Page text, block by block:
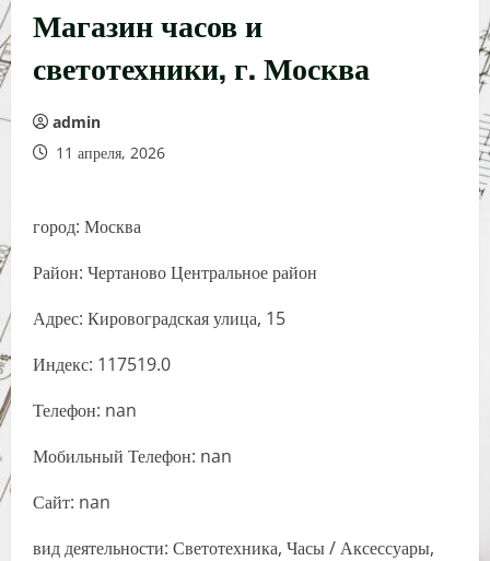
Магазин часов и
светотехники, г. Москва
admin
11 апреля, 2026
город: Москва
Район: Чертаново Центральное район
Адрес: Кировоградская улица, 15
Индекс: 117519.0
Телефон: nan
Мобильный Телефон: nan
Сайт: nan
вид деятельности: Светотехника, Часы / Аксессуары,